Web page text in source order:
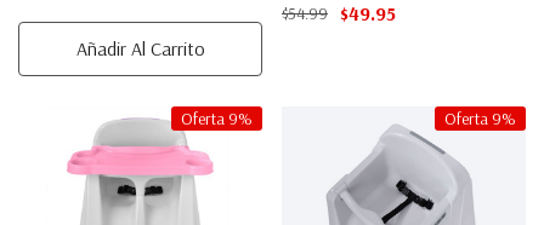
Añadir Al Carrito
$54.99 $49.95
Oferta 9% Oferta 9%